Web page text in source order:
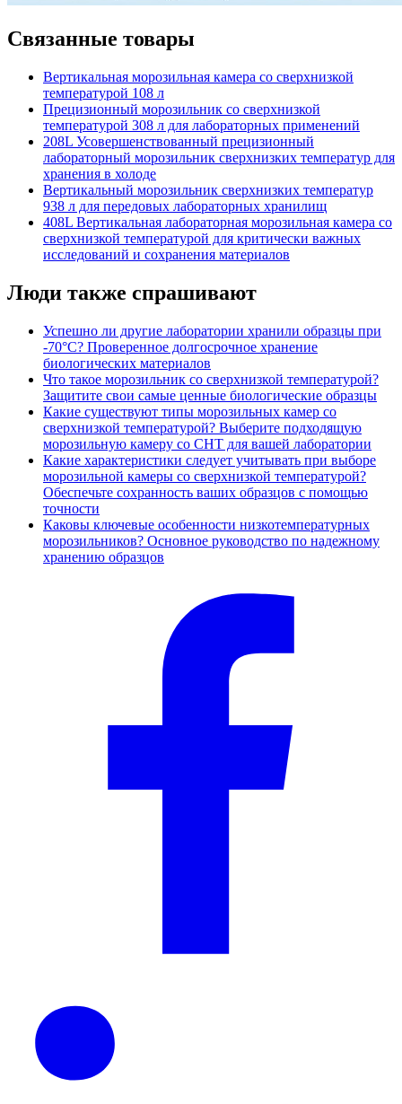
Связанные товары
Вертикальная морозильная камера со сверхнизкой
температурой 108 л
Прецизионный морозильник со сверхнизкой
температурой 308 л для лабораторных применений
208L Усовершенствованный прецизионный
лабораторный морозильник сверхнизких температур для
хранения в холоде
Вертикальный морозильник сверхнизких температур
938 л для передовых лабораторных хранилищ
408L Вертикальная лабораторная морозильная камера со
сверхнизкой температурой для критически важных
исследований и сохранения материалов
Люди также спрашивают
Успешно ли другие лаборатории хранили образцы при
-70°C? Проверенное долгосрочное хранение
биологических материалов
Что такое морозильник со сверхнизкой температурой?
Защитите свои самые ценные биологические образцы
Какие существуют типы морозильных камер со
сверхнизкой температурой? Выберите подходящую
морозильную камеру со СНТ для вашей лаборатории
Какие характеристики следует учитывать при выборе
морозильной камеры со сверхнизкой температурой?
Обеспечьте сохранность ваших образцов с помощью
точности
Каковы ключевые особенности низкотемпературных
морозильников? Основное руководство по надежному
хранению образцов